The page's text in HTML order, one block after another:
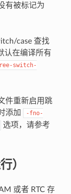
有被标记为
case 查找
认在编译所有
switch-
件重新启用跳
添加
-fno-
选项，请参考
）
或者 RTC 存